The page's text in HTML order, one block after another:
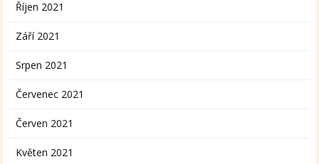
Říjen 2021
Září 2021
Srpen 2021
Červenec 2021
Červen 2021
Květen 2021